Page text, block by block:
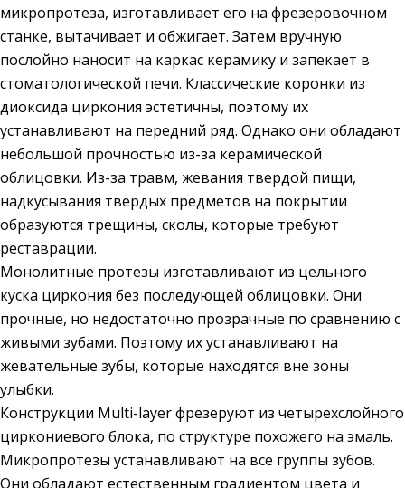
микропротеза, изготавливает его на фрезеровочном
станке, вытачивает и обжигает. Затем вручную
послойно наносит на каркас керамику и запекает в
стоматологической печи. Классические коронки из
диоксида циркония эстетичны, поэтому их
устанавливают на передний ряд. Однако они обладают
небольшой прочностью из-за керамической
облицовки. Из-за травм, жевания твердой пищи,
надкусывания твердых предметов на покрытии
образуются трещины, сколы, которые требуют
реставрации.
Монолитные протезы изготавливают из цельного
куска циркония без последующей облицовки. Они
прочные, но недостаточно прозрачные по сравнению с
живыми зубами. Поэтому их устанавливают на
жевательные зубы, которые находятся вне зоны
улыбки.
Конструкции Multi-layer фрезеруют из четырехслойного
циркониевого блока, по структуре похожего на эмаль.
Микропротезы устанавливают на все группы зубов.
Они обладают естественным градиентом цвета и